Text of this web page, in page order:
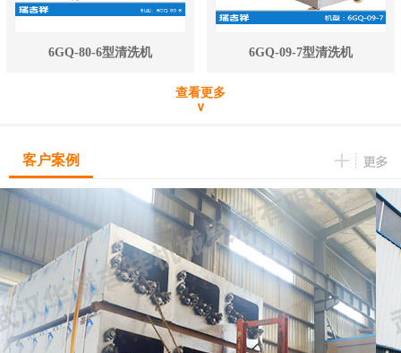
6GQ-80-6型清洗机 6GQ-09-7型清洗机
查看更多
∨
客户案例